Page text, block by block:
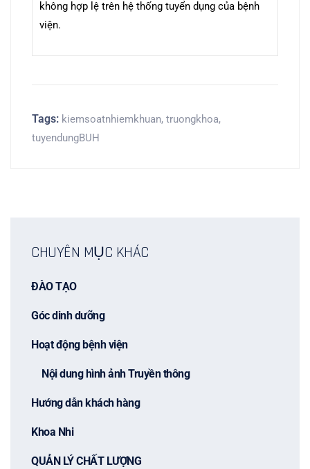
không hợp lệ trên hệ thống tuyển dụng của bệnh
viện.
Tags: kiemsoatnhiemkhuan, truongkhoa,
tuyendungBUH
CHUYÊN MỤC KHÁC
ĐÀO TẠO
Góc dinh dưỡng
Hoạt động bệnh viện
Nội dung hình ảnh Truyền thông
Hướng dẫn khách hàng
Khoa Nhi
QUẢN LÝ CHẤT LƯỢNG